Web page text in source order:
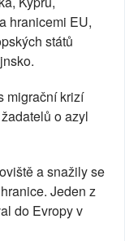
hranicemi EU,
států
migrační krizí
o azyl
a snažily se
Jeden z
do Evropy v